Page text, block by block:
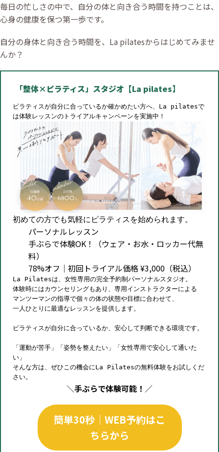
毎日の忙しさの中で、自分の体と向き合う時間を持つことは、
心身の健康を保つ第一歩です。
自分の身体と向き合う時間を、La pilatesからはじめてみませ
んか？
「整体×ピラティス」スタジオ【La pilates】
ピラティスが自分に合っているか確かめたい方へ、La pilatesで
は体験レッスンのトライアルキャンペーンを実施中！
初めての方でも気軽にピラティスを始められます。
パーソナルレッスン
手ぶらで体験OK！（ウェア・お水・ロッカー代無
料）
78%オフ｜初回トライアル価格 ¥3,000（税込）
La Pilatesは、女性専用の完全予約制パーソナルスタジオ。
体験時にはカウンセリングもあり、専用インストラクターによる
マンツーマンの指導で個々の体の状態や目標に合わせて、
一人ひとりに最適なレッスンを提供します。
ピラティスが自分に合っているか、安心して判断できる環境です。
「運動が苦手」「姿勢を整えたい」「女性専用で安心して通いた
い」
そんな方は、ぜひこの機会にLa Pilatesの無料体験をお試しくだ
さい。
＼手ぶらで体験可能！ ／
簡単30秒｜WEB予約はこ
ちらから